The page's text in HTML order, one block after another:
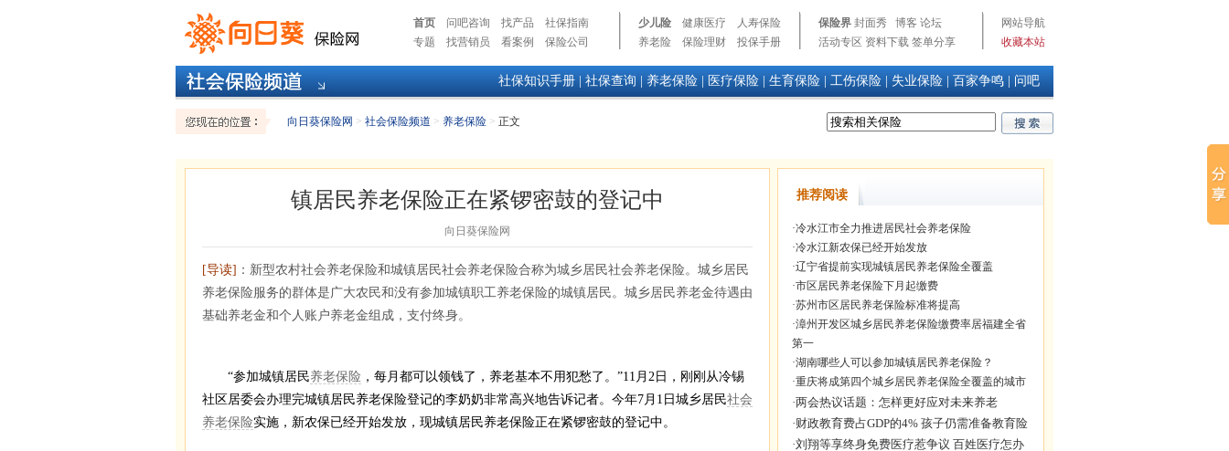
首页 问吧咨询 找产品
社保指南
专题
找营销员 看案例 保险公司
少儿险 健康医疗
人寿保险
养老险
保险理财 投保手册
保险界 封面秀 博客 论坛
活动专区 资料下载 签单分享
网站导航
收藏本站
社保知识手册 社保查询 养老保险 医疗保险 生育保险 工伤保险 失业保险 百家争鸣 问吧
向日葵保险网 > 社会保险频道 > 养老保险 > 正文
镇居民养老保险正在紧锣密鼓的登记中
向日葵保险网
[导读] ：新型农村社会养老保险和城镇居民社会养老保险合称为城乡居民社会养老保险。城乡居民
养老保险服务的群体是广大农民和没有参加城镇职工养老保险的城镇居民。城乡居民养老金待遇由
基础养老金和个人账户养老金组成，支付终身。
“参加城镇居民养老保险 ，每月都可以领钱了，养老基本不用犯愁了。”11月2日，刚刚从冷锡
社区居委会办理完城镇居民养老保险登记的李奶奶非常高兴地告诉记者。今年7月1日城乡居民社会
养老保险实施，新农保已经开始发放，现城镇居民养老保险正在紧锣密鼓的登记中。
推荐阅读
·冷水江市全力推进居民社会养老保险
·冷水江新农保已经开始发放
·辽宁省提前实现城镇居民养老保险全覆盖
·市区居民养老保险下月起缴费
·苏州市区居民养老保险标准将提高
·漳州开发区城乡居民养老保险缴费率居福建全省
第一
·湖南哪些人可以参加城镇居民养老保险？
·重庆将成第四个城乡居民养老保险全覆盖的城市